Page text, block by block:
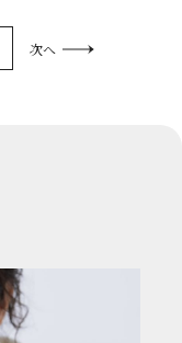
次へ